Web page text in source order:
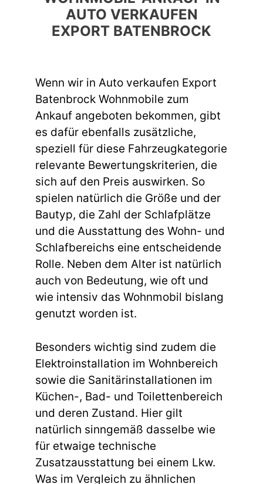
AUTO VERKAUFEN
EXPORT BATENBROCK
Wenn wir in Auto verkaufen Export
Batenbrock Wohnmobile zum
Ankauf angeboten bekommen, gibt
es dafür ebenfalls zusätzliche,
speziell für diese Fahrzeugkategorie
relevante Bewertungskriterien, die
sich auf den Preis auswirken. So
spielen natürlich die Größe und der
Bautyp, die Zahl der Schlafplätze
und die Ausstattung des Wohn- und
Schlafbereichs eine entscheidende
Rolle. Neben dem Alter ist natürlich
auch von Bedeutung, wie oft und
wie intensiv das Wohnmobil bislang
genutzt worden ist.
Besonders wichtig sind zudem die
Elektroinstallation im Wohnbereich
sowie die Sanitärinstallationen im
Küchen-, Bad- und Toilettenbereich
und deren Zustand. Hier gilt
natürlich sinngemäß dasselbe wie
für etwaige technische
Zusatzausstattung bei einem Lkw.
Was im Vergleich zu ähnlichen